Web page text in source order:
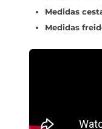
Medidas
Medidas